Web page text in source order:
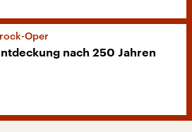
Oper
nach 250 Jahren